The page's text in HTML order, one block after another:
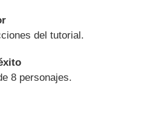
del tutorial.
8 personajes.